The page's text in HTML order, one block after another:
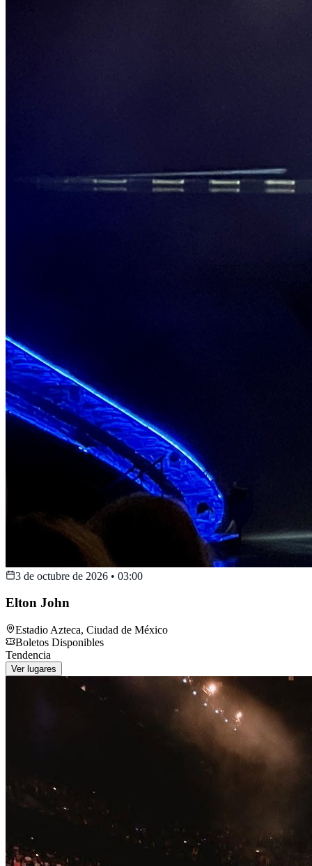
3 de octubre de 2026 • 03:00
Elton John
Estadio Azteca, Ciudad de México
Boletos Disponibles
Tendencia
Ver lugares